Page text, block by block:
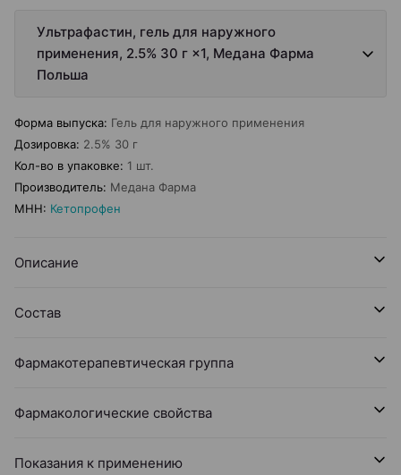
Ультрафастин, гель для наружного
применения, 2.5% 30 г ×1, Медана Фарма
Польша
Форма выпуска: Гель для наружного применения
Дозировка: 2.5% 30 г
Кол-во в упаковке: 1 шт.
Производитель: Медана Фарма
МНН: Кетопрофен
Описание
Состав
Фармакотерапевтическая группа
Фармакологические свойства
Показания к применению